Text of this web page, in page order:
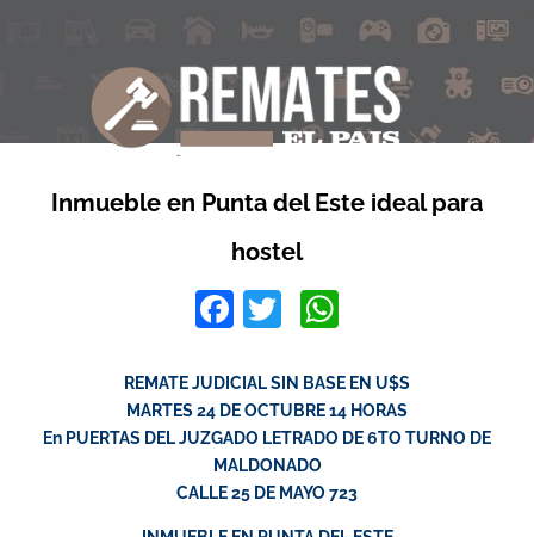
Inmueble en Punta del Este ideal para
hostel
Facebook
Twitter
REMATE JUDICIAL SIN BASE EN U$S
MARTES 24 DE OCTUBRE 14 HORAS
En PUERTAS DEL JUZGADO LETRADO DE 6TO TURNO DE
MALDONADO
CALLE 25 DE MAYO 723